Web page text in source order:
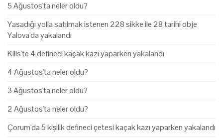
5 Ağustos'ta neler oldu?
Yasadığı yolla satılmak istenen 228 sikke ile 28 tarihi obje
Yalova'da yakalandı
Kilis'te 4 defineci kaçak kazı yaparken yakalandı
4 Ağustos'ta neler oldu?
3 Ağustos'ta neler oldu?
2 Ağustos'ta neler oldu?
Çorum'da 5 kişilik defineci çetesi kaçak kazı yaparken yakalandı